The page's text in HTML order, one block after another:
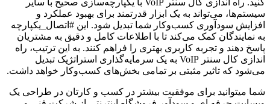
سیستم‌ها، می‌تواند به یک ابزار قدرتمند برای بهبود عملکرد و
افزایش سودآوری کسب‌وکار شما تبدیل شود. این #اتصال_یکپارچه
به نمایندگان کمک می‌کند تا با اطلاعات کامل و دقیق به مشتریان
پاسخ دهند و تجربه کاربری بهتری را فراهم کنند. به این ترتیب، راه
اندازی کال سنتر VoIP به یک سرمایه‌گذاری استراتژیک تبدیل
می‌شود که تاثیر مثبتی بر تمامی بخش‌های کسب‌وکار خواهد داشت.
شما میتوانید برای موفقیت بیشتر در کسب و کارتان در طراحی یک